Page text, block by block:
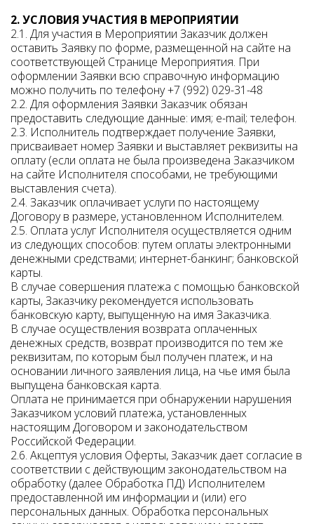
2. УСЛОВИЯ УЧАСТИЯ В МЕРОПРИЯТИИ
2.1. Для участия в Мероприятии Заказчик должен
оставить Заявку по форме, размещенной на сайте на
соответствующей Странице Мероприятия. При
оформлении Заявки всю справочную информацию
можно получить по телефону +7 (992) 029-31-48
2.2. Для оформления Заявки Заказчик обязан
предоставить следующие данные: имя; e-mail; телефон.
2.3. Исполнитель подтверждает получение Заявки,
присваивает номер Заявки и выставляет реквизиты на
оплату (если оплата не была произведена Заказчиком
на сайте Исполнителя способами, не требующими
выставления счета).
2.4. Заказчик оплачивает услуги по настоящему
Договору в размере, установленном Исполнителем.
2.5. Оплата услуг Исполнителя осуществляется одним
из следующих способов: путем оплаты электронными
денежными средствами; интернет-банкинг; банковской
карты.
В случае совершения платежа с помощью банковской
карты, Заказчику рекомендуется использовать
банковскую карту, выпущенную на имя Заказчика.
В случае осуществления возврата оплаченных
денежных средств, возврат производится по тем же
реквизитам, по которым был получен платеж, и на
основании личного заявления лица, на чье имя была
выпущена банковская карта.
Оплата не принимается при обнаружении нарушения
Заказчиком условий платежа, установленных
настоящим Договором и законодательством
Российской Федерации.
2.6. Акцептуя условия Оферты, Заказчик дает согласие в
соответствии с действующим законодательством на
обработку (далее Обработка ПД) Исполнителем
предоставленной им информации и (или) его
персональных данных. Обработка персональных